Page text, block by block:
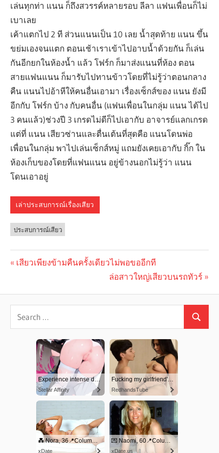
เล่นทุกท่า แนน ก็ถึงสวรรค์หลายรอบ ลีลา แฟนเพื่อนก็ไม่
เบาเลย
เค้าแตกไป 2 ที ส่วนแนนเป็น 10 เลย น้ำสุดท้าย แนน ขึ้น
ขย่มเองจนแตก ตอนเช้าเราเข้าไปอาบน้ำด้วยกัน ก็เล่น
กันอีกยกในห้องน้ำ แล้ว โฟร์ก ก็มาส่งแนนที่ห้อง ตอน
สายแฟนแนน ก็มารับไปทานข้าวโดยที่ไม่รู้ว่าตอนกลาง
คืน แนนไปอ้าหีให้คนอื่นเอามา เรื่องเซ็กส์ของ แนน ยังมี
อีกกับ โฟร์ก บ้าง กับคนอื่น (แฟนเพื่อนในกลุ่ม แนน ได้ไป
3 คนแล้ว)ช่วงปี 3 เกรดไม่ดีก็ไปเอากับ อาจารย์แลกเกรด
แต่ที่ แนน เสียวซ่านและตื่นเต้นที่สุดคือ แนนโดนพ่อ
เพื่อนในกลุ่ม พาไปเล่นเซ็กส์หมู่ แถมยังเคยเอากับ กิ๊ก ใน
ห้องเก็บของโดยที่แฟนแนน อยู่ข้างนอกไม่รู้ว่า แนน
โดนเอาอยู่
เล่าประสบการณ์เรื่องเสียว
ประสบการณ์เสียว
navigation
Previous
เสียวเพียงข้ามคืนครั้งเดียวไม่พอขออีกที
Next
ล่อสาวใหญ่เสียวบนรถทัวร์